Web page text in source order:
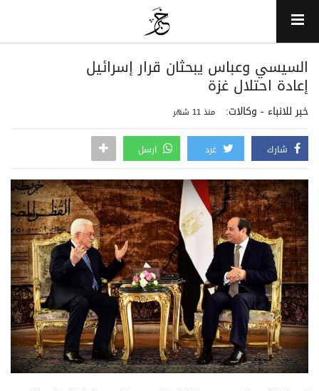
السيسي وعباس يبحثان قرار إسرائيل
إعادة احتلال غزة
خبر للانباء - وكالات: منذ 11 شهر
شارك غرد ارسل